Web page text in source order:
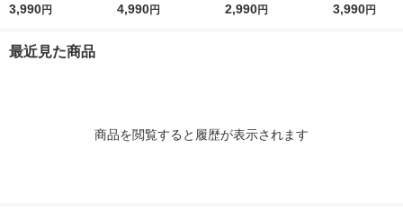
クサック 黒 タテ４３
3,990円
重ガーゼ長袖パジャマ
4,990円
ッグ 黒 良品計画
2,990円
ッグ 黒 １８
3,990円
最近見た商品
商品を閲覧すると履歴が表示されます